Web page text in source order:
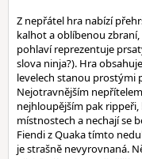
Z nepřátel hra nabízí
kalhot a oblíbenou
pohlaví reprezentuje
slova ninja?). Hra
levelech stanou prostými
Nejotravnějším
nejhloupějším pak rippeři,
místnostech a nechají se
Fiendi z Quaka tímto
je strašně nevyrovnaná.